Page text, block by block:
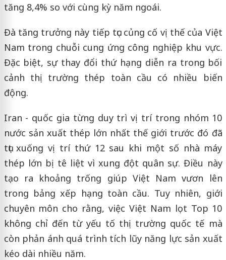
tăng 8,4% so với cùng kỳ năm ngoái.
Đà tăng trưởng này tiếp tục củng cố vị thế của Việt
Nam trong chuỗi cung ứng công nghiệp khu vực.
Đặc biệt, sự thay đổi thứ hạng diễn ra trong bối
cảnh thị trường thép toàn cầu có nhiều biến
động.
Iran - quốc gia từng duy trì vị trí trong nhóm 10
nước sản xuất thép lớn nhất thế giới trước đó đã
tụt xuống vị trí thứ 12 sau khi một số nhà máy
thép lớn bị tê liệt vì xung đột quân sự. Điều này
tạo ra khoảng trống giúp Việt Nam vươn lên
trong bảng xếp hạng toàn cầu. Tuy nhiên, giới
chuyên môn cho rằng, việc Việt Nam lọt Top 10
không chỉ đến từ yếu tố thị trường quốc tế mà
còn phản ánh quá trình tích lũy năng lực sản xuất
kéo dài nhiều năm.